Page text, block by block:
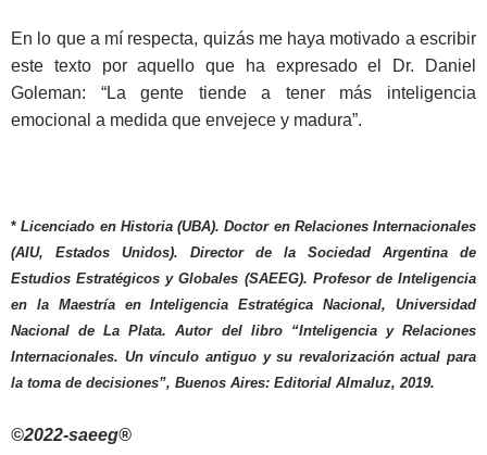
En lo que a mí respecta, quizás me haya motivado a escribir
este texto por aquello que ha expresado el Dr. Daniel
Goleman: “La gente tiende a tener más inteligencia
emocional a medida que envejece y madura”.
* Licenciado en Historia (UBA). Doctor en Relaciones Internacionales
(AIU, Estados Unidos). Director de la Sociedad Argentina de
Estudios Estratégicos y Globales (SAEEG). Profesor de Inteligencia
en la Maestría en Inteligencia Estratégica Nacional, Universidad
Nacional de La Plata.Autor del libro “Inteligencia y Relaciones
Internacionales. Un vínculo antiguo y su revalorización actual para
la toma de decisiones”, Buenos Aires: Editorial Almaluz, 2019.
©2022-saeeg®